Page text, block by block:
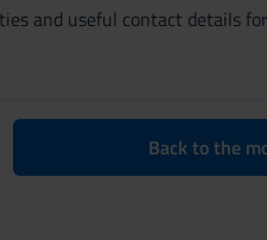
and useful contact details
Back to the